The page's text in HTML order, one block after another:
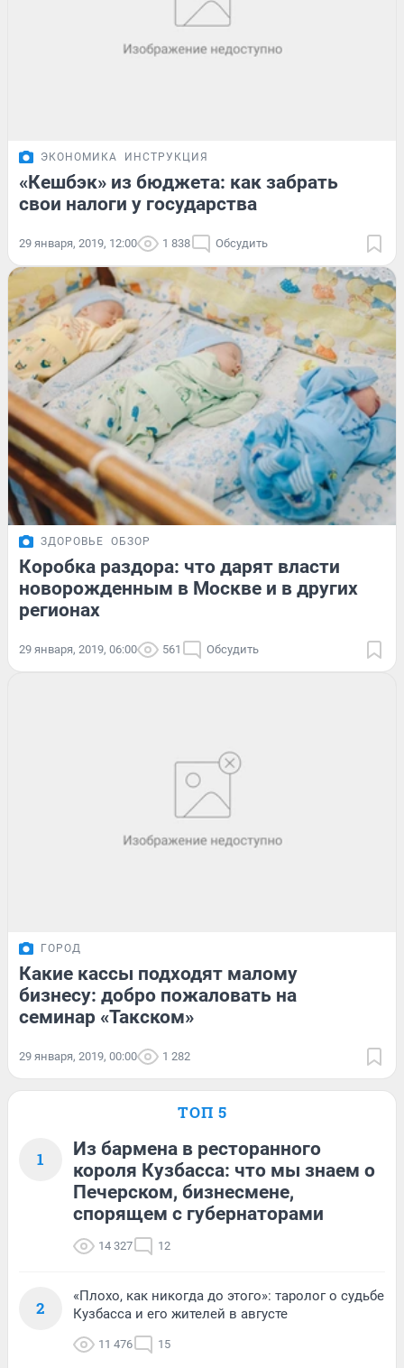
ЭКОНОМИКА ИНСТРУКЦИЯ
«Кешбэк» из бюджета: как забрать
свои налоги у государства
29 января, 2019, 12:00 1 838 Обсудить
ЗДОРОВЬЕ ОБЗОР
Коробка раздора: что дарят власти
новорожденным в Москве и в других
регионах
29 января, 2019, 06:00 561 Обсудить
ГОРОД
Какие кассы подходят малому
бизнесу: добро пожаловать на
семинар «Такском»
29 января, 2019, 00:00 1 282
ТОП 5
1
Из бармена в ресторанного
короля Кузбасса: что мы знаем о
Печерском, бизнесмене,
спорящем с губернаторами
14 327 12
2
«Плохо, как никогда до этого»: таролог о судьбе
Кузбасса и его жителей в августе
11 476 15